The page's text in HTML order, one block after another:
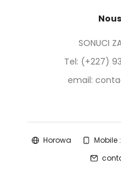
SONUCI
Tel: (+227)
email:
Horowa
Mobile